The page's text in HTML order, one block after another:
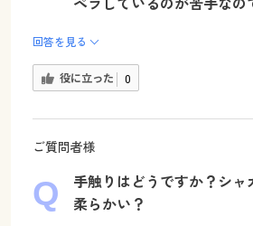
回答を見る
役に立った 0
ご質問者様
手触りはどうですか？シャ
柔らかい？